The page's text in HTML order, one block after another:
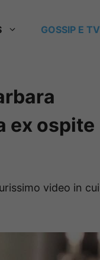
GOSSIP E TV
ex ospite
video in cui